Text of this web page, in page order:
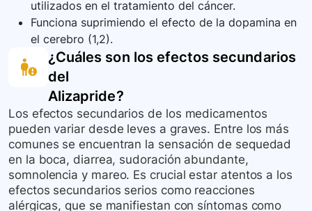
probabilidades de hospitalización.
utilizados en el tratamiento del cáncer.
Funciona suprimiendo el efecto de la dopamina en
el cerebro (1,2).
¿Cuáles son los efectos secundarios
del
Alizapride?
Los efectos secundarios de los medicamentos
pueden variar desde leves a graves. Entre los más
comunes se encuentran la sensación de sequedad
en la boca, diarrea, sudoración abundante,
somnolencia y mareo. Es crucial estar atentos a los
efectos secundarios serios como reacciones
alérgicas, que se manifiestan con síntomas como